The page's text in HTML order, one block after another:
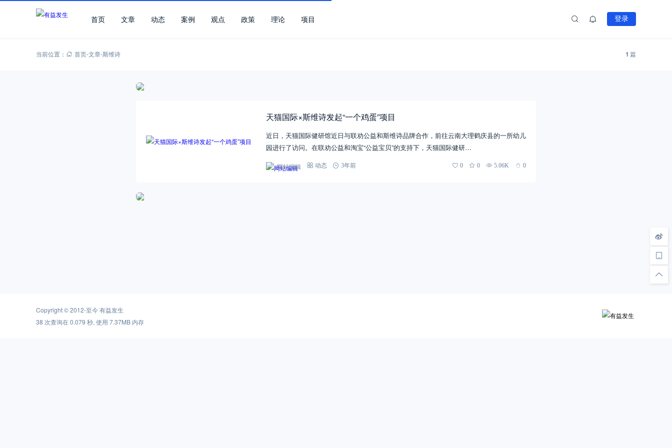
首页 文章 动态 案例 观点 政策 理论 项目 登录
当前位置： 首页-文章-斯维诗 1 篇
天猫国际×斯维诗发起“一个鸡蛋”项目
近日，天猫国际健研馆近日与联劝公益和斯维诗品牌合作，前往云南大理鹤庆县的一所幼儿
园进行了访问。在联劝公益和淘宝“公益宝贝”的支持下，天猫国际健研…
网站编辑 动态 3年前 0 0 5.06K 0
Copyright © 2012-至今有益发生
38 次查询在 0.079 秒, 使用 7.37MB 内存